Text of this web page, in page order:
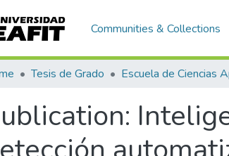
Communities & Collections
Tesis de Grado